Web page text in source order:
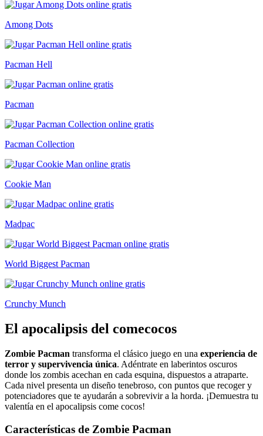
Among Dots
Pacman Hell
Pacman
Pacman Collection
Cookie Man
Madpac
World Biggest Pacman
Crunchy Munch
El apocalipsis del comecocos
Zombie Pacman transforma el clásico juego en una experiencia de
terror y supervivencia única. Adéntrate en laberintos oscuros
donde los zombis acechan en cada esquina, dispuestos a atraparte.
Cada nivel presenta un diseño tenebroso, con puntos que recoger y
potenciadores que te ayudarán a sobrevivir a la horda. ¡Demuestra tu
valentía en el apocalipsis come cocos!
Características de Zombie Pacman